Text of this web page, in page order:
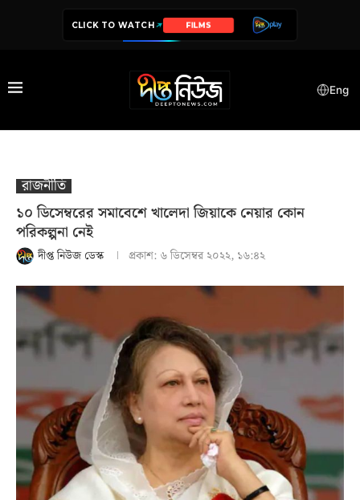
CLICK TO WATCH SERIES
Eng
রাজনীতি
১০ ডিসেম্বরের সমাবেশে খালেদা জিয়াকে নেয়ার কোন
পরিকল্পনা নেই
দীপ্ত নিউজ ডেস্ক প্রকাশ: ৬ ডিসেম্বর ২০২২, ১৬:৪২